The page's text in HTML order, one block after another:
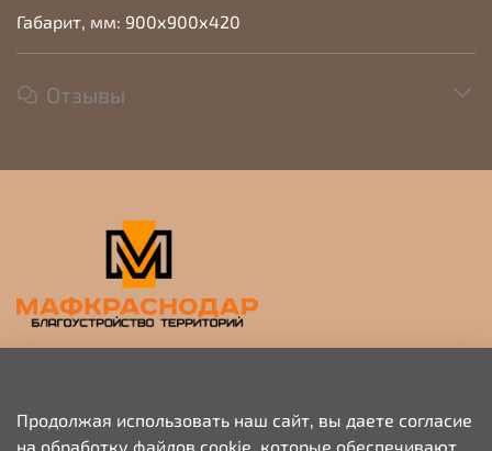
Габарит, мм: 900х900х420
Отзывы
Продолжая использовать наш сайт, вы даете согласие
на обработку файлов cookie, которые обеспечивают